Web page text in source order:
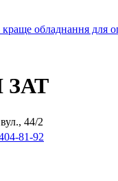
ЗАТ
44/2
81-92